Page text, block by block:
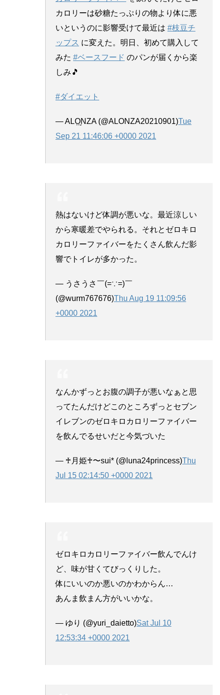
カロリーは砂糖たっぷりの物より体に悪
いというのに影響受けて最近は #枝豆チ
ップス に変えた。明日、初めて購入して
みた #ベースフード のパンが届くから楽
しみ🎵
#ダイエット
— ALO̤̮NZA (@ALONZA20210901)Tue
Sep 21 11:46:06 +0000 2021
熱はないけど体調が悪いな。最近涼しい
から寒暖差でやられる。それとゼロキロ
カロリーファイバーをたくさん飲んだ影
響でトイレが多かった。
— うさうさ￣(=∵=)￣
(@wurm767676)Thu Aug 19 11:09:56
+0000 2021
なんかずっとお腹の調子が悪いなぁと思
ってたんだけどこのところずっとセブン
イレブンのゼロキロカロリーファイバー
を飲んでるせいだと今気づいた
— ♰月姫♰〜sui* (@luna24princess)Thu
Jul 15 02:14:50 +0000 2021
ゼロキロカロリーファイバー飲んでんけ
ど、味が甘くてびっくりした。
体にいいのか悪いのかわからん…
あんま飲まん方がいいかな。
— ゆり (@yuri_daietto)Sat Jul 10
12:53:34 +0000 2021